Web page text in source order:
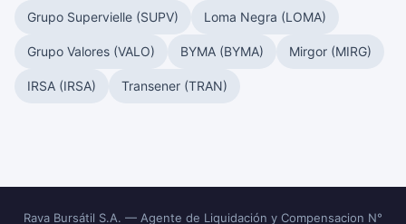
Grupo Supervielle (SUPV) Loma Negra (LOMA)
Grupo Valores (VALO) BYMA (BYMA) Mirgor (MIRG)
IRSA (IRSA) Transener (TRAN)
Rava Bursátil S.A. — Agente de Liquidación y Compensacion N°